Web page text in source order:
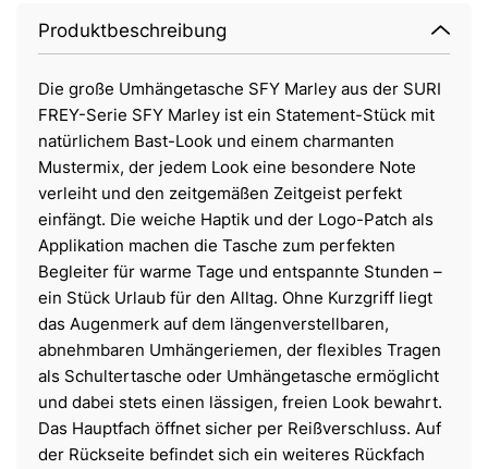
Produktbeschreibung
Die große Umhängetasche SFY Marley aus der SURI
FREY-Serie SFY Marley ist ein Statement-Stück mit
natürlichem Bast-Look und einem charmanten
Mustermix, der jedem Look eine besondere Note
verleiht und den zeitgemäßen Zeitgeist perfekt
einfängt. Die weiche Haptik und der Logo-Patch als
Applikation machen die Tasche zum perfekten
Begleiter für warme Tage und entspannte Stunden –
ein Stück Urlaub für den Alltag. Ohne Kurzgriff liegt
das Augenmerk auf dem längenverstellbaren,
abnehmbaren Umhängeriemen, der flexibles Tragen
als Schultertasche oder Umhängetasche ermöglicht
und dabei stets einen lässigen, freien Look bewahrt.
Das Hauptfach öffnet sicher per Reißverschluss. Auf
der Rückseite befindet sich ein weiteres Rückfach